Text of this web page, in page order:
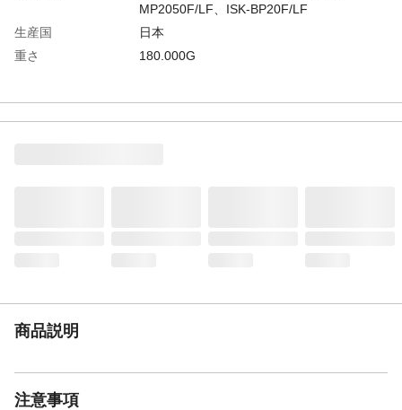
MP2050F/LF、ISK-BP20F/LF
生産国
日本
重さ
180.000G
商品説明
注意事項